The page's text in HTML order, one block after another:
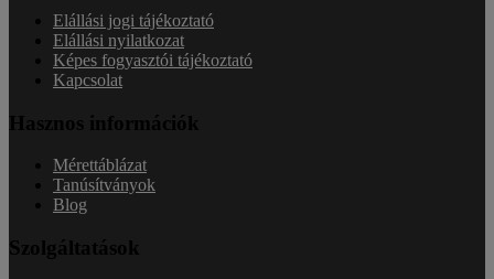
Elállási jogi tájékoztató
Elállási nyilatkozat
Képes fogyasztói tájékoztató
Kapcsolat
Hasznos információk
Mérettáblázat
Tanúsítványok
Blog
Szolgáltatások